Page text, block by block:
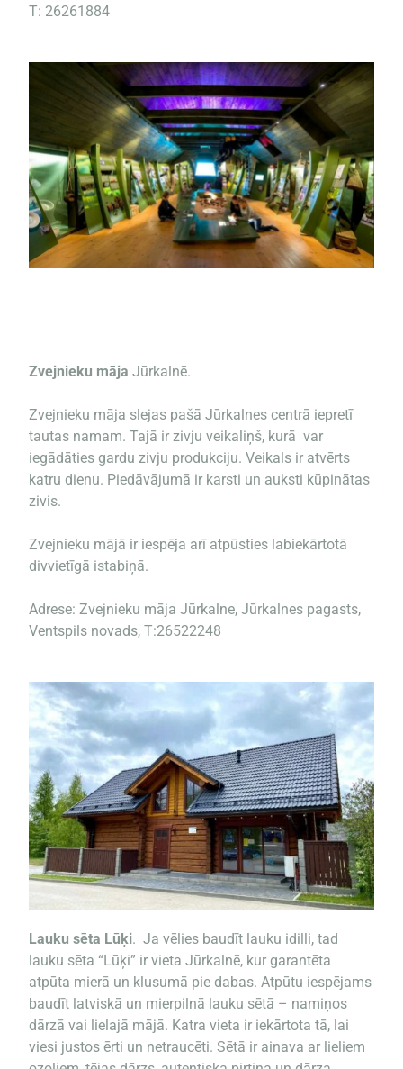
T: 26261884
Zvejnieku māja Jūrkalnē.
Zvejnieku māja slejas pašā Jūrkalnes centrā iepretī
tautas namam. Tajā ir zivju veikaliņš, kurā var
iegādāties gardu zivju produkciju. Veikals ir atvērts
katru dienu. Piedāvājumā ir karsti un auksti kūpinātas
zivis.
Zvejnieku mājā ir iespēja arī atpūsties labiekārtotā
divvietīgā istabiņā.
Adrese: Zvejnieku māja Jūrkalne, Jūrkalnes pagasts,
Ventspils novads, T:26522248
Lauku sēta Lūķi. Ja vēlies baudīt lauku idilli, tad
lauku sēta “Lūķi” ir vieta Jūrkalnē, kur garantēta
atpūta mierā un klusumā pie dabas. Atpūtu iespējams
baudīt latviskā un mierpilnā lauku sētā – namiņos
dārzā vai lielajā mājā. Katra vieta ir iekārtota tā, lai
viesi justos ērti un netraucēti. Sētā ir ainava ar lieliem